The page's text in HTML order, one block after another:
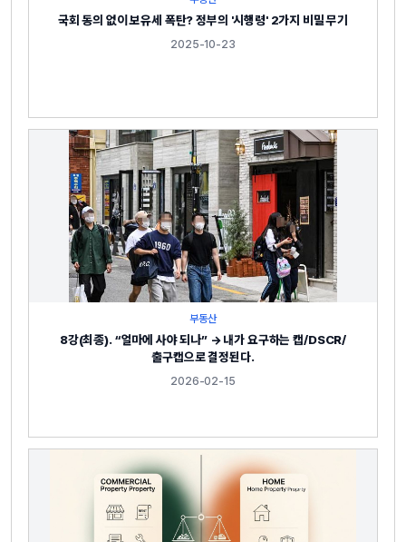
국회 동의 없이 보유세 폭탄? 정부의 '시행령' 2가지 비밀 무기
2025-10-23
부동산
8강(최종). “얼마에 사야 되나” → 내가 요구하는 캡/DSCR/
출구캡으로 결정된다.
2026-02-15